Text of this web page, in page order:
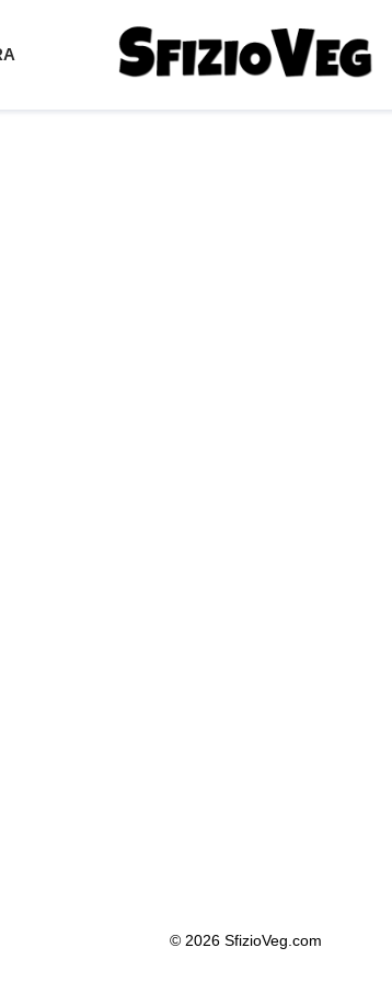
© 2026 SfizioVeg.com